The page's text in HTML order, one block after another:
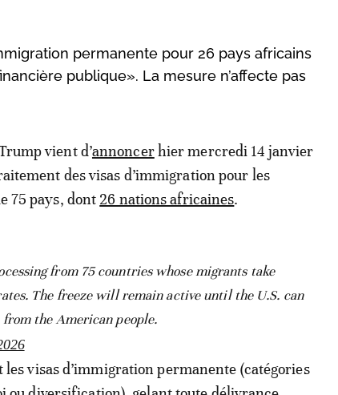
permanente pour 26 pays africains
publique». La mesure n’affecte pas
vient d’annoncerhier mercredi 14 janvier
des visas d’immigration pour les
75 pays, dont 26 nations africaines.
from 75 countries whose migrants take
The freeze will remain active until the U.S. can
the American people.
visas d’immigration permanente (catégories